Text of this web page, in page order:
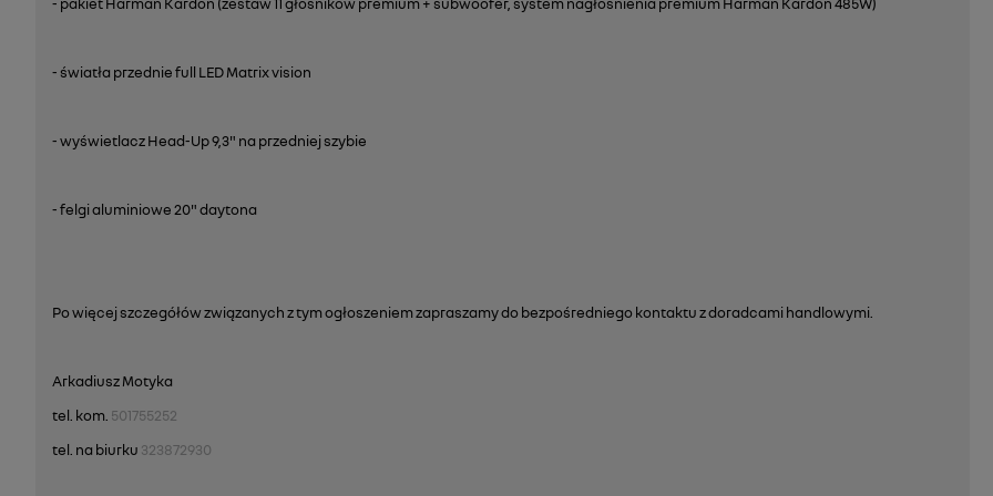
- światła przednie full LED Matrix vision
- wyświetlacz Head-Up 9,3" na przedniej szybie
- felgi aluminiowe 20" daytona
Po więcej szczegółów związanych z tym ogłoszeniem zapraszamy do bezpośredniego kontaktu z doradcami handlowymi.
Arkadiusz Motyka
tel. kom. 501755252
tel. na biurku 323872930